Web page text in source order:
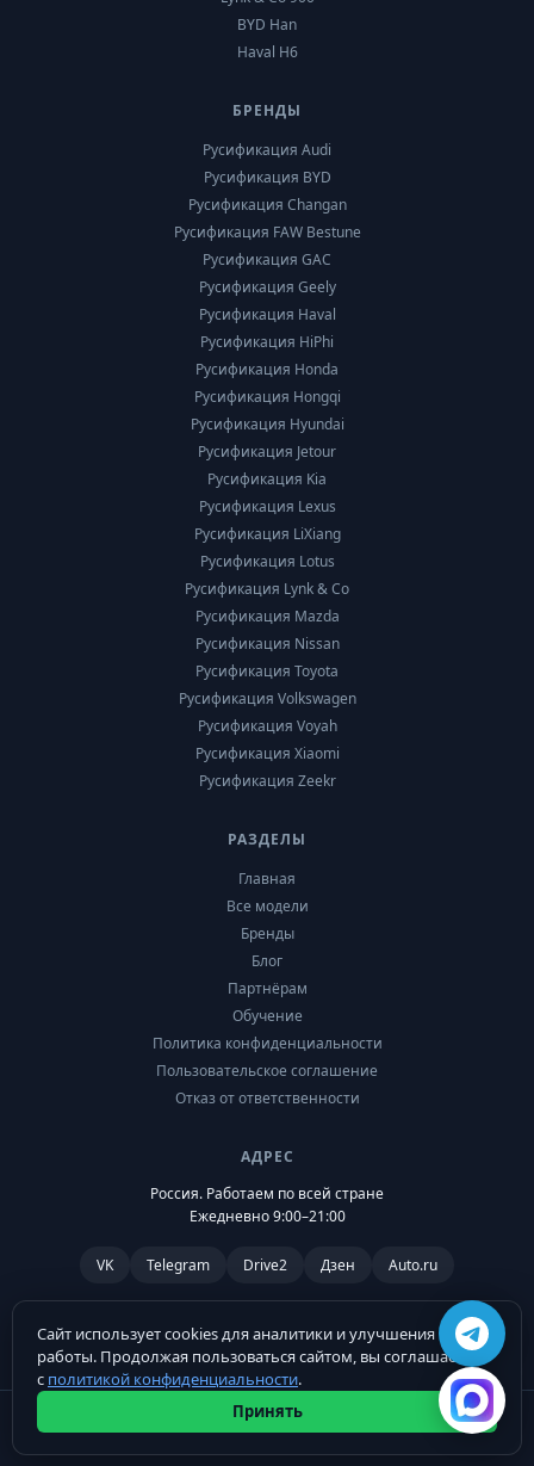
BYD Han
Haval H6
БРЕНДЫ
Русификация Audi
Русификация BYD
Русификация Changan
Русификация FAW Bestune
Русификация GAC
Русификация Geely
Русификация Haval
Русификация HiPhi
Русификация Honda
Русификация Hongqi
Русификация Hyundai
Русификация Jetour
Русификация Kia
Русификация Lexus
Русификация LiXiang
Русификация Lotus
Русификация Lynk & Co
Русификация Mazda
Русификация Nissan
Русификация Toyota
Русификация Volkswagen
Русификация Voyah
Русификация Xiaomi
Русификация Zeekr
РАЗДЕЛЫ
Главная
Все модели
Бренды
Блог
Партнёрам
Обучение
Политика конфиденциальности
Пользовательское соглашение
Отказ от ответственности
АДРЕС
Россия. Работаем по всей стране
Ежедневно 9:00–21:00
VK Telegram Drive2 Дзен Auto.ru
© 2026 Russification.ru. Все права защищены.
Сайт использует cookies для аналитики и улучшения
работы. Продолжая пользоваться сайтом, вы соглашаетесь
с политикой конфиденциальности.
Принять